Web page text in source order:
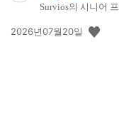
Survios의 시니어
공
2026년07월20일